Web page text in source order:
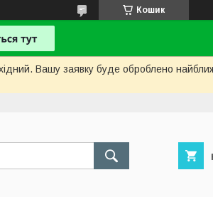
Кошик
Вашу заявку буде оброблено